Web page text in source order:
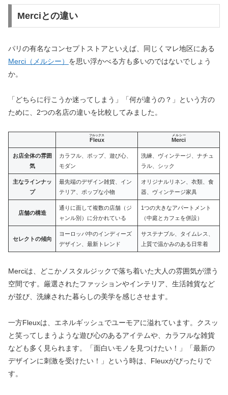
Merciとの違い
パリの有名なコンセプトストアといえば、同じくマレ地区にある
Merci（メルシー） を思い浮かべる方も多いのではないでしょう
か。
「どちらに行こうか迷ってしまう」「何が違うの？」という方の
ために、2つの名店の違いを比較してみました。
Fleux
フルックス
Merci
メルシー
お店全体の雰囲
気
カラフル、ポップ、遊び心、
モダン
洗練、ヴィンテージ、ナチュ
ラル、シック
主なラインナッ
プ
最先端のデザイン雑貨、イン
テリア、ポップな小物
オリジナルリネン、衣類、食
器、ヴィンテージ家具
店舗の構造
通りに面して複数の店舗（ジ
ャンル別）に分かれている
1つの大きなアパートメント
（中庭とカフェを併設）
セレクトの傾向
ヨーロッパ中のインディーズ
デザイン、最新トレンド
サステナブル、タイムレス、
上質で温かみのある日常着
Merciは、どこかノスタルジックで落ち着いた大人の雰囲気が漂う
空間です。厳選されたファッションやインテリア、生活雑貨など
が並び、洗練された暮らしの美学を感じさせます。
一方Fleuxは、エネルギッシュでユーモアに溢れています。クスッ
と笑ってしまうような遊び心のあるアイテムや、カラフルな雑貨
なども多く見られます。「面白いモノを見つけたい！」「最新の
デザインに刺激を受けたい！」という時は、Fleuxがぴったりで
す。